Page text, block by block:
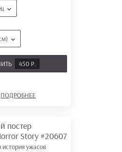
450 Р.
ПОДРОБНЕЕ
постер
Story #20607
ужасов